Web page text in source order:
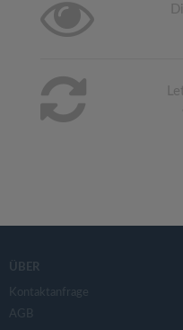
ÜBER
Kontaktanfrage
AGB